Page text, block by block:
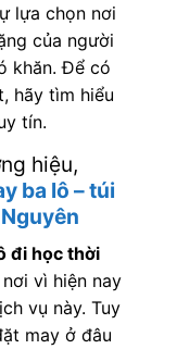
lựa chọn nơi
của người
khăn. Để có
hãy tìm hiểu
tín.
hiệu,
ba lô – túi
đi học thời
vì hiện nay
vụ này. Tuy
may ở đâu